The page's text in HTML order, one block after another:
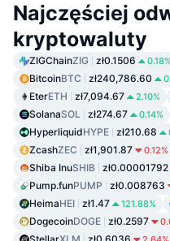
Najczęściej
kryptowaluty
ZIGChainZIG zł0.1506
BitcoinBTC zł240,786.60
EterETH zł7,094.67 2.10%
SolanaSOL zł274.67 0.14%
HyperliquidHYPE zł210.68
ZcashZEC zł1,901.87 0.12%
Shiba InuSHIB zł0.00001792
Pump.funPUMP zł0.008763
HeimaHEI zł1.47 121.88%
DogecoinDOGE zł0.2597